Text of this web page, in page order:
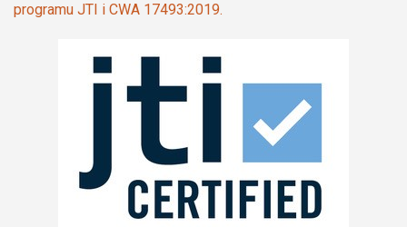
programu JTI i CWA 17493:2019.